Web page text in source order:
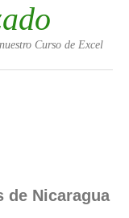
Curso de Excel
de Nicaragua